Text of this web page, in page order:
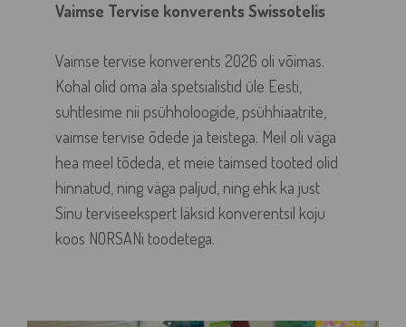
Vaimse Tervise konverents Swissotelis
Vaimse tervise konverents 2026 oli võimas.
Kohal olid oma ala spetsialistid üle Eesti,
suhtlesime nii psühholoogide, psühhiaatrite,
vaimse tervise õdede ja teistega. Meil oli väga
hea meel tõdeda, et meie taimsed tooted olid
hinnatud, ning väga paljud, ning ehk ka just
Sinu terviseekspert läksid konverentsil koju
koos NORSANi toodetega.